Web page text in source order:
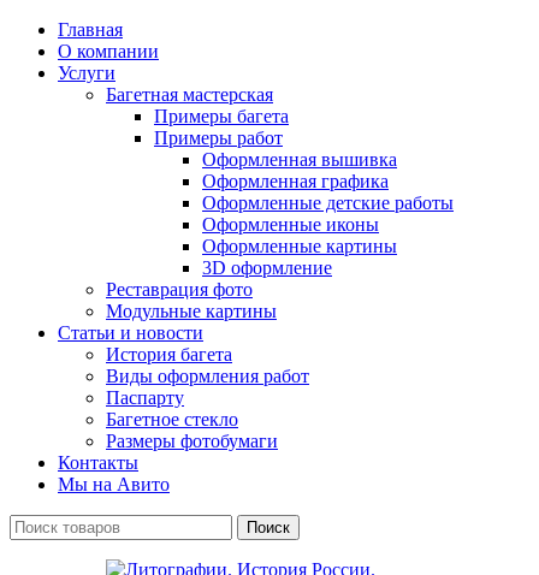
Главная
О компании
Услуги
Багетная мастерская
Примеры багета
Примеры работ
Оформленная вышивка
Оформленная графика
Оформленные детские работы
Оформленные иконы
Оформленные картины
3D оформление
Реставрация фото
Модульные картины
Статьи и новости
История багета
Виды оформления работ
Паспарту
Багетное стекло
Размеры фотобумаги
Контакты
Мы на Авито
Поиск